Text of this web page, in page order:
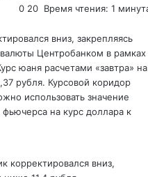
0 20 Время чтения: 1
вниз, закрепляясь
Центробанком в рамках
юаня расчетами «завтра» на
рубля. Курсовой коридор
использовать значение
на курс доллара к
корректировался вниз,